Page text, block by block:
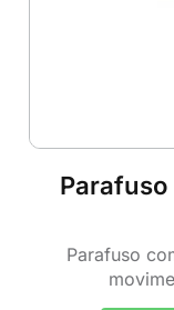
Parafuso
Parafuso